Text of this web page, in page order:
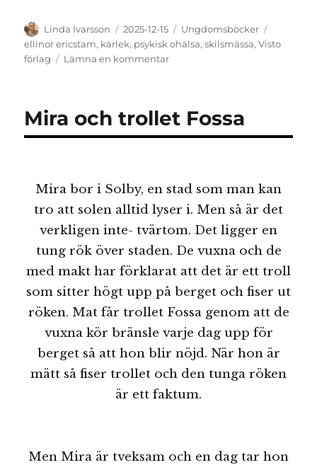
Författare
Linda Ivarsson
Publicerat
den
2025-12-15 Kategorier
Ungdomsböcker
ellinor ericstam, kärlek, psykisk ohälsa,skilsmässa,Visto
förlag
Lämna en kommentartill
taget
Mira och trollet Fossa
Mira bor i Solby, en stad som man kan
tro att solen alltid lyser i. Men så är det
verkligen inte- tvärtom. Det ligger en
tung rök över staden. De vuxna och de
med makt har förklarat att det är ett troll
som sitter högt upp på berget och fiser ut
röken. Mat får trollet Fossa genom att de
vuxna kör bränsle varje dag upp för
berget så att hon blir nöjd. När hon är
mätt så fiser trollet och den tunga röken
är ett faktum.
Men Mira är tveksam och en dag tar hon